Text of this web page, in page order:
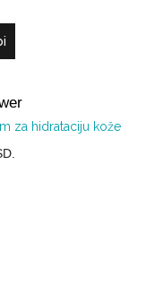
za hidrataciju kože